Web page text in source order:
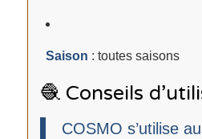
Saison : toutes saisons
🧶 Conseils
COSMO s’utilise